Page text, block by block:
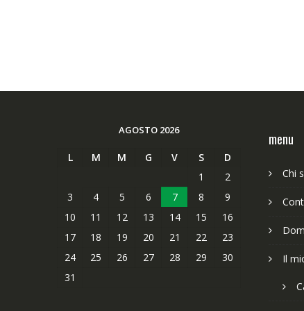
AGOSTO 2026
L M M G V S
D
1
2
3
4 5 6 7 8
9
10
11 12 13 14 15
16
17
18 19 20 21 22
23
24
25 26 27 28 29
30
31
menu
Chi
Il